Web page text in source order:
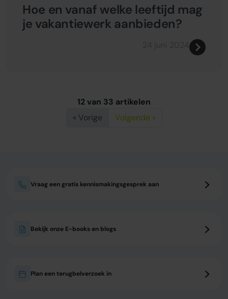
Hoe en vanaf welke leeftijd mag
je vakantiewerk aanbieden?
12 van 33 artikelen
« Vorige
Volgende »
Vraag een gratis kennismakingsgesprek aan
Bekijk onze E-books en blogs
Plan een terugbelverzoek in